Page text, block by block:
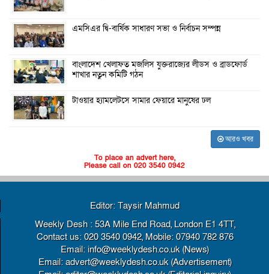
এমসিএর দ্বি-বার্ষিক সাধারণ সভা ও নির্বাচন সম্পন্ন
বাংলাদেশ খেলাফত মজলিস যুক্তরাজ্যের লীডস ও ব্রাডফোর্ড
শাখার নতুন কমিটি গঠন
টাওয়ার হ্যামলেটসে সামার ফেয়ারে মানুষের ঢল
আরও খবর
To place an advert here,
Please call on 020 3540 0942
Editor: Taysir Mahmud
Weekly Desh : 53A Mile End Road, London E1 4TT,
Contact us: 020 3540 0942, Mobile: 07940 782 876
Email: info@weeklydesh.co.uk (News)
Email: advert@weeklydesh.co.uk (Advertisement)